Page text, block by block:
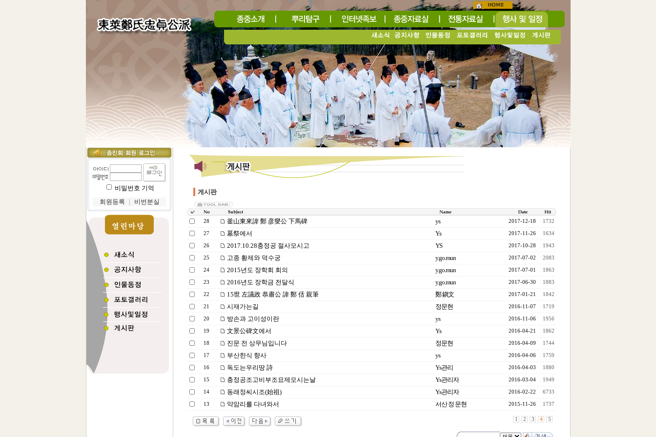
비밀번호 기억
회원등록
비번분실
게시판
28 釜山東來諱 鄭 彦燮公 下馬碑 ys 2017-12-18 1732
27 墓祭에서 Ys 2017-11-26 1634
26 2017.10.28충정공 절사모시고 YS 2017-10-28 1943
25 고종 황제와 덕수궁 y.go.mun 2017-07-02 2083
24 2015년도 장학회 회의 y.go.mun 2017-07-01 1863
23 2016년도 장학금 전달식 y.go.mun 2017-06-30 1883
22 15世 左議政 恭肅公 諱 鄭 佸 親筆 鄭 鎭文 2017-01-21 1842
21 시재가는길 정문현 2016-11-07 1719
20 방손과 고이성이란 ys 2016-11-06 1956
19 文景公碑文에서 Ys 2016-04-21 1862
18 진문 전 상무님입니다 정문현 2016-04-09 1744
17 부산한식 향사 ys 2016-04-06 1759
16 독도는우리땅 詩 Ys관리 2016-04-03 1880
15 충정공조고비부조묘제모시는날 Ys관리자 2016-03-04 1949
14 동래정씨시조(始祖) Ys관리자 2016-02-22 6733
13 약암리를 다녀와서 서산 정 문현 2015-11-26 1737
1 2 3 4 5